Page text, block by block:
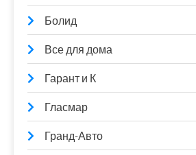
Болид
Все для дома
Гарант и К
Гласмар
Гранд-Авто